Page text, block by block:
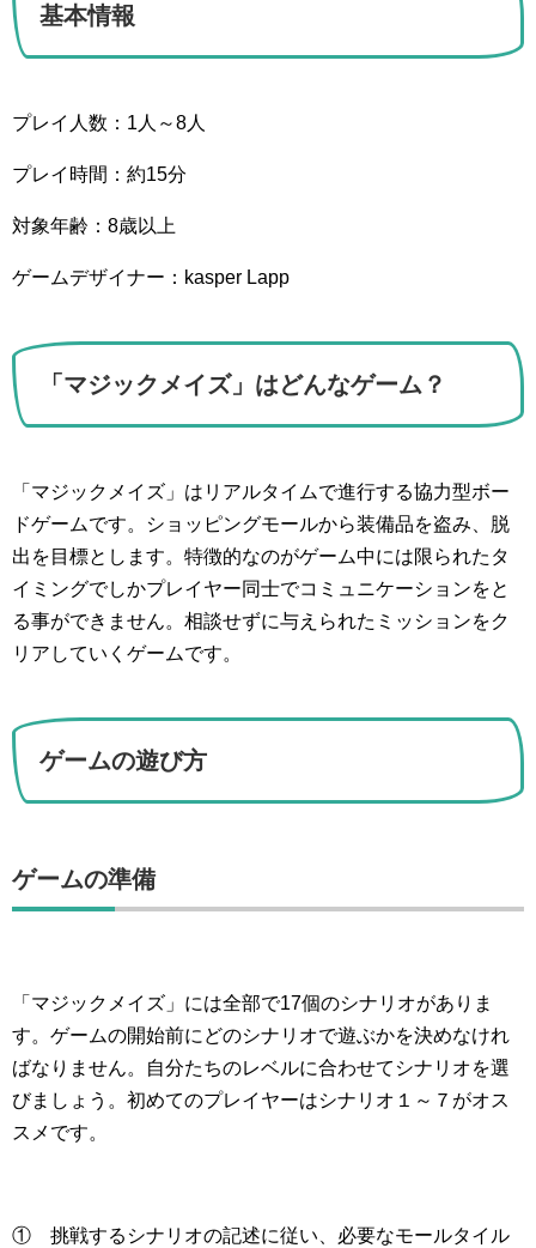
基本情報
プレイ人数：1人～8人
プレイ時間：約15分
対象年齢：8歳以上
ゲームデザイナー：kasper Lapp
「マジックメイズ」はどんなゲーム？
「マジックメイズ」はリアルタイムで進行する協力型ボー
ドゲームです。ショッピングモールから装備品を盗み、脱
出を目標とします。特徴的なのがゲーム中には限られたタ
イミングでしかプレイヤー同士でコミュニケーションをと
る事ができません。相談せずに与えられたミッションをク
リアしていくゲームです。
ゲームの遊び方
ゲームの準備
「マジックメイズ」には全部で17個のシナリオがありま
す。ゲームの開始前にどのシナリオで遊ぶかを決めなけれ
ばなりません。自分たちのレベルに合わせてシナリオを選
びましょう。初めてのプレイヤーはシナリオ１～７がオス
スメです。
① 挑戦するシナリオの記述に従い、必要なモールタイル